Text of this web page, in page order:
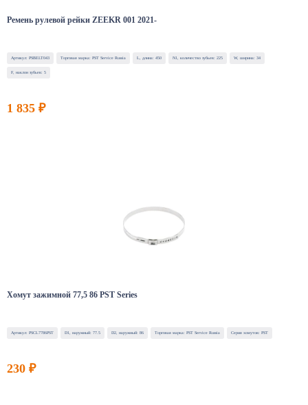
Ремень рулевой рейки ZEEKR 001 2021-
Артикул: PSBELT043 Торговая марка: PST Service Russia L, длина: 450 N1, количество зубьев: 225 W, ширина: 34
F, наклон зубьев: 5
1 835 ₽
Хомут зажимной 77,5 86 PST Series
Артикул: PSCL7786PST D1, наружный: 77.5 D2, наружный: 86 Торговая марка: PST Service Russia Серия хомутов: PST
230 ₽